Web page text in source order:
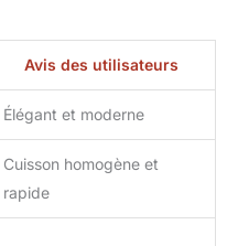
Avis des utilisateurs
Élégant et moderne
Cuisson homogène et
rapide